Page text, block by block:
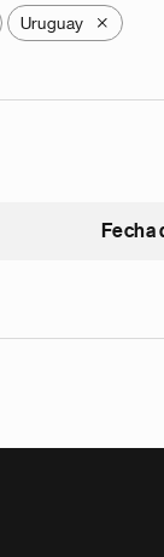
Uruguay X
Fecha